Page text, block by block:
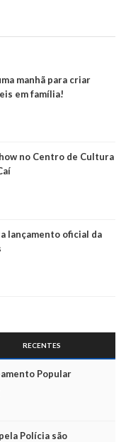
manhã para criar
em família!
no Centro de Cultura
lançamento oficial da
RECENTES
Popular
Polícia são